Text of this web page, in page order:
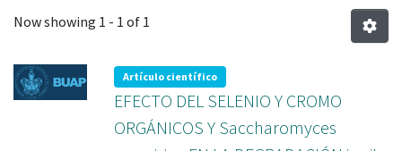
Now showing 1 - 1 of 1
Artículo científico
EFECTO DEL SELENIO Y CROMO
ORGÁNICOS Y Saccharomyces